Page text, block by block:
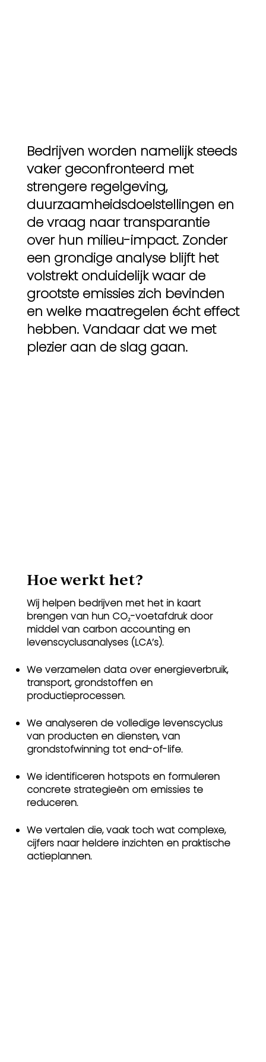
Bedrijven worden namelijk steeds
vaker geconfronteerd met
strengere regelgeving,
duurzaamheidsdoelstellingen en
de vraag naar transparantie
over hun milieu-impact. Zonder
een grondige analyse blijft het
volstrekt onduidelijk waar de
grootste emissies zich bevinden
en welke maatregelen écht effect
hebben. Vandaar dat we met
plezier aan de slag gaan.
Hoe werkt het?​
Wij helpen bedrijven met het in kaart
brengen van hun CO₂-voetafdruk door
middel van carbon accounting en
levenscyclusanalyses (LCA’s).
We verzamelen data over energieverbruik,
transport, grondstoffen en
productieprocessen.
We analyseren de volledige levenscyclus
van producten en diensten, van
grondstofwinning tot end-of-life.
We identificeren hotspots en formuleren
concrete strategieën om emissies te
reduceren.
We vertalen die, vaak toch wat complexe,
cijfers naar heldere inzichten en praktische
actieplannen.